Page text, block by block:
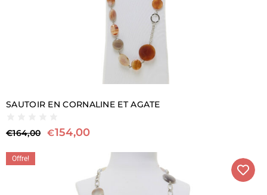
SAUTOIR EN CORNALINE ET AGATE
€164,00 €154,00
Offre!